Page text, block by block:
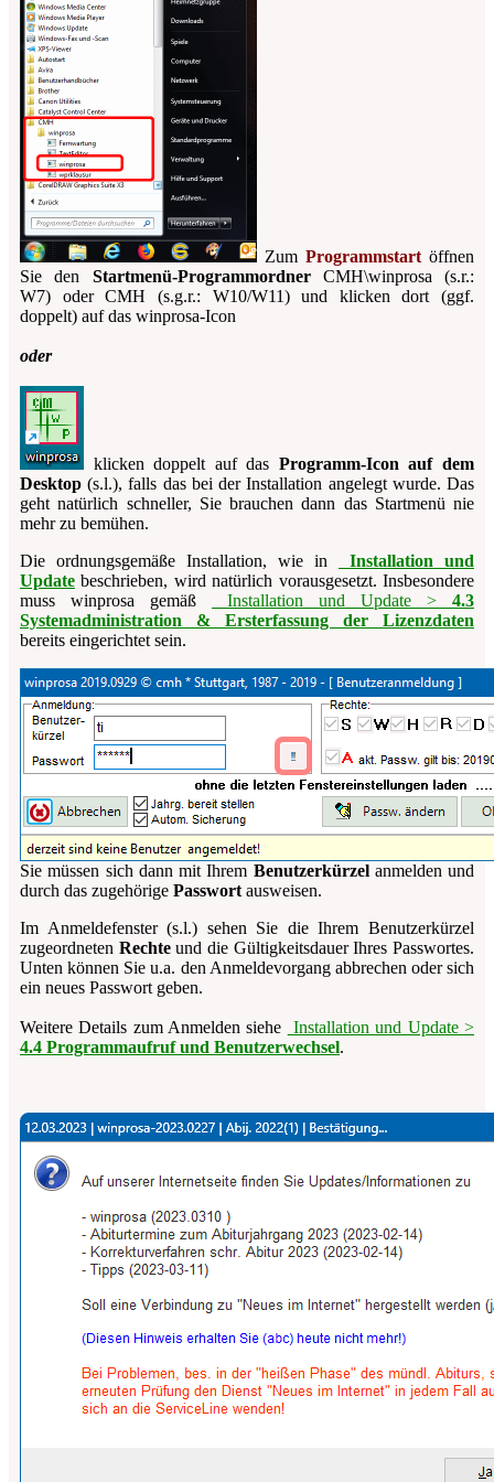
Zum Programmstart öffnen
Sie den Startmenü-Programmordner CMH\winprosa (s.r.:
W7) oderCMH (s.g.r.: W10/W11) und klicken dort (ggf.
doppelt) auf das winprosa-Icon
oder
klicken doppelt auf das Programm-Icon auf dem
Desktop (s.l.), falls das bei der Installa­tion angelegt wurde. Das
geht natürlich schneller, Sie brauchen dann das Startmenü nie
mehr zu bemühen.
Die ordnungsgemäße Installation, wie in
Installation und
Update beschrieben, wird natürlich vorausgesetzt. Insbesondere
muss winprosa gemäß Installation und Update > 4.3
Systemadministration & Ersterfassung der Lizenzdaten
bereits eingerichtet sein.
Sie müssen sich dann mit Ihrem Benutzerkürzelanmelden und
durch das zugehörige Passwort ausweisen.
Im Anmeldefenster (s.l.) sehen Sie die Ihrem Benutzerkürzel
zugeordneten Rechteund die Gültigkeitsdauer Ihres Passwortes.
Unten können Sie u.a. den Anmeldevorgang abbrechen oder sich
ein neues Passwort geben.
Weitere Details zum Anmelden siehe
Installation und Update >
4.4 Programmaufruf und Benutzer­wechsel.